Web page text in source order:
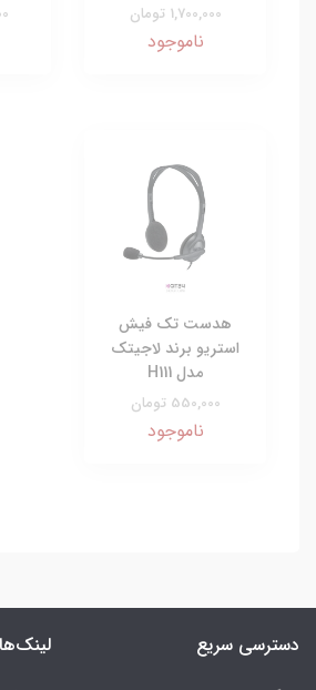
1,700,000 تومان
ناموجود
هدست تک فیش
استریو برند لاجیتک
مدل H111
550,000 تومان
ناموجود
دسترسی سریع